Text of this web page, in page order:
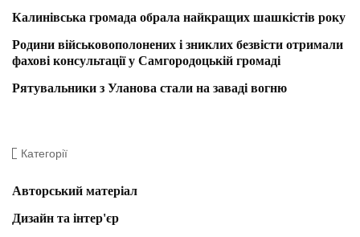
Калинівська громада обрала найкращих шашкістів року
Родини військовополонених і зниклих безвісти отримали
фахові консультації у Самгородоцькій громаді
Рятувальники з Уланова стали на заваді вогню
Категорії
Авторський матеріал
Дизайн та інтер'єр